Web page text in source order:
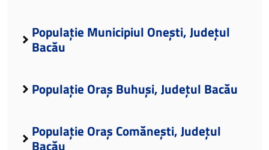
Populație Municipiul Onești, Județul
Bacău
Populație Oraș Buhuși, Județul Bacău
Populație Oraș Comănești, Județul
Bacău